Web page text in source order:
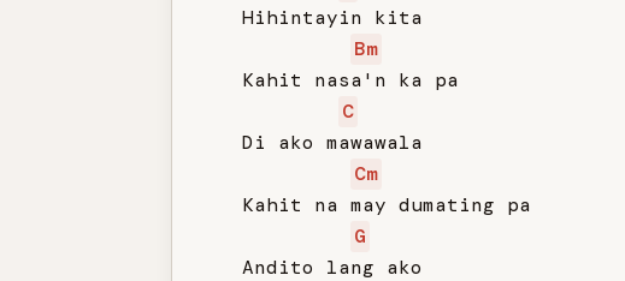
   Hihintayin kita
Bm
   Kahit nasa'n ka pa
C
   Di ako mawawala
Cm
   Kahit na may dumating pa
G
   Andito lang ako